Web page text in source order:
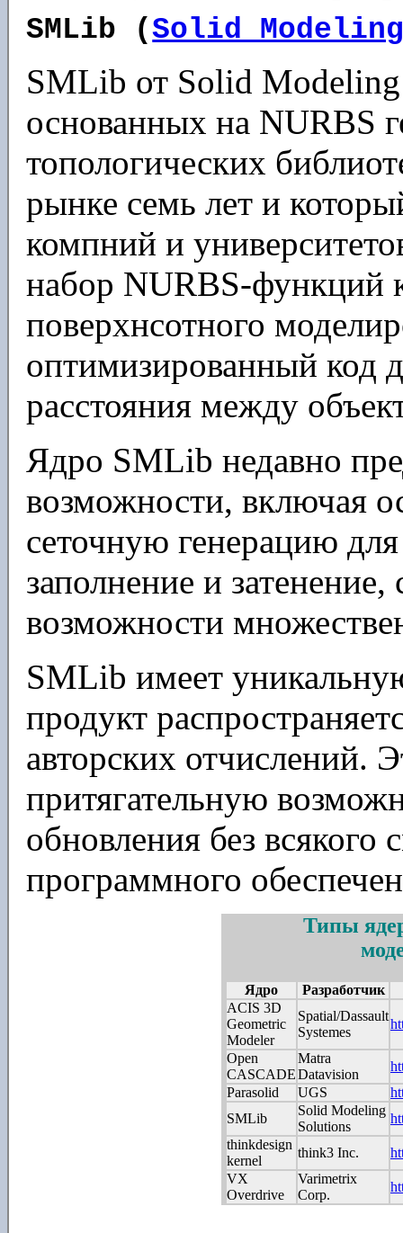
SMLib (Solid
SMLib от Solid
основанных на NURBS
топологических
рынке семь лет и
компний и
набор NURBS-функций
поверхнсотного
оптимизированный код
расстояния между
Ядро SMLib недавно
возможности, включая
сеточную генерацию
заполнение и
возможности
SMLib имеет
продукт
авторских отчислений.
притягательную
обновления без
программного
Типы
Ядро
Разработчик
ACIS 3D
Geometric
Modeler
Spatial/Dassault
Systemes
Open
CASCADE
Matra
Datavision
Parasolid
UGS
SMLib
Solid Modeling
Solutions
thinkdesign
kernel
think3 Inc.
VX
Overdrive
Varimetrix
Corp.